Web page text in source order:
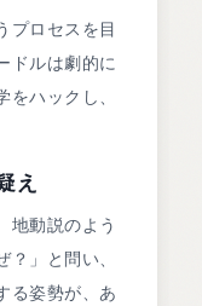
プロセスを目
ドルは劇的に
をハックし、
え
地動説のよう
？」と問い、
る姿勢が、あ